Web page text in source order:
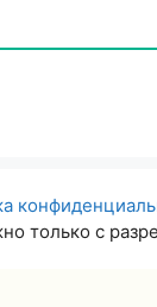
только с